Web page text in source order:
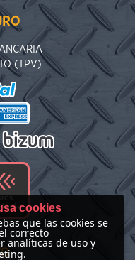
(TPV)
cookies
que las cookies se
correcto
analíticas de uso y